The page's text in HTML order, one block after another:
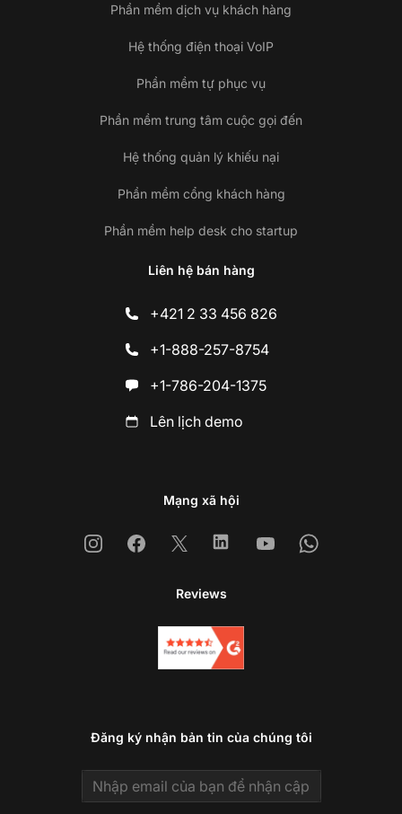
Phần mềm dịch vụ khách hàng
Hệ thống điện thoại VoIP
Phần mềm tự phục vụ
Phần mềm trung tâm cuộc gọi đến
Hệ thống quản lý khiếu nại
Phần mềm cổng khách hàng
Phần mềm help desk cho startup
Liên hệ bán hàng
+421 2 33 456 826
+1-888-257-8754
+1-786-204-1375
Lên lịch demo
Mạng xã hội
InstagramFacebook
X LinkedinYoutubeWhatsapp
Reviews
Đăng ký nhận bản tin của chúng tôi
Email address